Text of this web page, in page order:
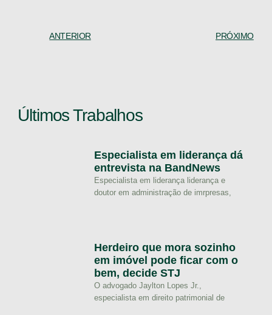
ANTERIOR PRÓXIMO
Últimos Trabalhos
Especialista em liderança dá
entrevista na BandNews
Especialista em liderança liderança e
doutor em administração de imrpresas,
Herdeiro que mora sozinho
em imóvel pode ficar com o
bem, decide STJ
O advogado Jaylton Lopes Jr.,
especialista em direito patrimonial de